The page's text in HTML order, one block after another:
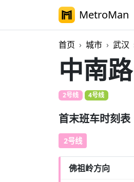
MetroMan
首页 城市 武汉
中南路
2号线 4号线
首末班车时刻表
2号线
佛祖岭方向